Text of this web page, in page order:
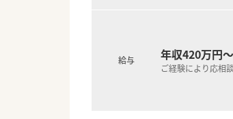
■セルフメディ
■医療事務との
■近隣に店舗数
■働き方改革に
■残業について
る店舗がほとん
給与 年収420万円
ご経験により応相談